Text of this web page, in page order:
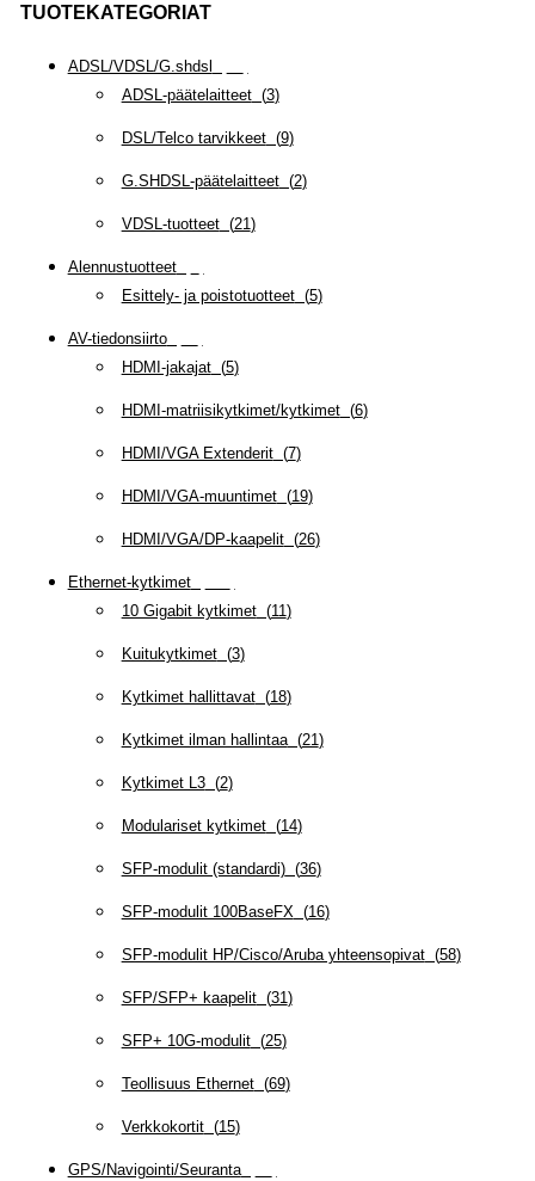
TUOTEKATEGORIAT
ADSL/VDSL/G.shdsl
ADSL-päätelaitteet(3)
DSL/Telco tarvikkeet(9)
G.SHDSL-päätelaitteet(2)
VDSL-tuotteet(21 )
Alennustuotteet(
Esittely- ja poistotuotteet(5)
AV-tiedonsiirto(
HDMI-jakajat(5)
HDMI-matriisikytkimet/kytkimet(6)
HDMI/VGA Extenderit(7)
HDMI/VGA-muuntimet(19)
HDMI/VGA/DP-kaapelit(26)
Ethernet-kytkimet(
10 Gigabit kytkimet(11 )
Kuitukytkimet(3)
Kytkimet hallittavat(18)
Kytkimet ilman hallintaa(21 )
Kytkimet L3(2)
Modulariset kytkimet(14)
SFP-modulit (standardi)(36)
SFP-modulit 100BaseFX (16)
SFP-modulit HP/Cisco/Aruba yhteensopivat(58)
SFP/SFP+ kaapelit(31 )
SFP+ 10G-modulit(25)
Teollisuus Ethernet(69)
Verkkokortit(15)
GPS/Navigointi/Seuranta(